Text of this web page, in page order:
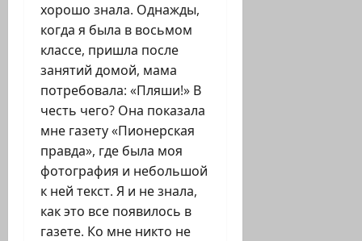
хорошо знала. Однажды,
когда я была в восьмом
классе, пришла после
занятий домой, мама
потребовала: «Пляши!» В
честь чего? Она показала
мне газету «Пионерская
правда», где была моя
фотография и небольшой
к ней текст. Я и не знала,
как это все появилось в
газете. Ко мне никто не